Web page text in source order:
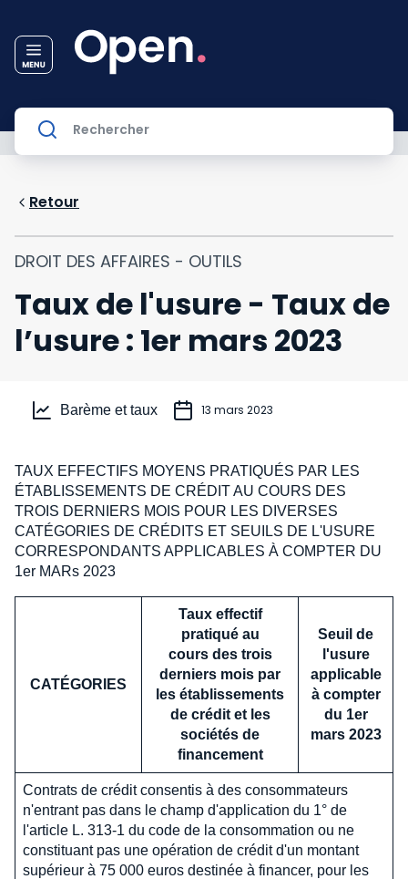
Retour
DROIT DES AFFAIRES - OUTILS
Taux de l'usure - Taux de
l’usure : 1er mars 2023
Barème et taux 13 mars 2023
TAUX EFFECTIFS MOYENS PRATIQUÉS PAR LES
ÉTABLISSEMENTS DE CRÉDIT AU COURS DES
TROIS DERNIERS MOIS POUR LES DIVERSES
CATÉGORIES DE CRÉDITS ET SEUILS DE L'USURE
CORRESPONDANTS APPLICABLES À COMPTER DU
1er MARs 2023
CATÉGORIES
Taux effectif
pratiqué au
cours des trois
derniers mois par
les établissements
de crédit et les
sociétés de
financement
Seuil de
l'usure
applicable
à compter
du 1er
mars 2023
Contrats de crédit consentis à des consommateurs
n'entrant pas dans le champ d'application du 1° de
l'article L. 313-1 du code de la consommation ou ne
constituant pas une opération de crédit d'un montant
supérieur à 75 000 euros destinée à financer, pour les